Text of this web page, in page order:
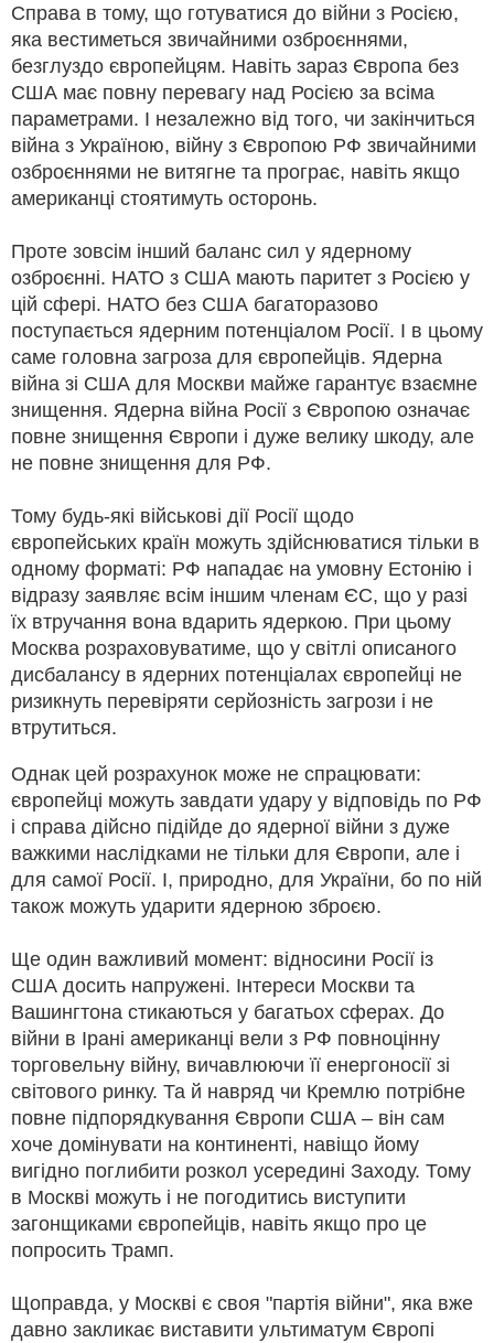
Справа в тому, що готуватися до війни з Росією,
яка вестиметься звичайними озброєннями,
безглуздо європейцям. Навіть зараз Європа без
США має повну перевагу над Росією за всіма
параметрами. І незалежно від того, чи закінчиться
війна з Україною, війну з Європою РФ звичайними
озброєннями не витягне та програє, навіть якщо
американці стоятимуть осторонь.
Проте зовсім інший баланс сил у ядерному
озброєнні. НАТО з США мають паритет з Росією у
цій сфері. НАТО без США багаторазово
поступається ядерним потенціалом Росії. І в цьому
саме головна загроза для європейців. Ядерна
війна зі США для Москви майже гарантує взаємне
знищення. Ядерна війна Росії з Європою означає
повне знищення Європи і дуже велику шкоду, але
не повне знищення для РФ.
Тому будь-які військові дії Росії щодо
європейських країн можуть здійснюватися тільки в
одному форматі: РФ нападає на умовну Естонію і
відразу заявляє всім іншим членам ЄС, що у разі
їх втручання вона вдарить ядеркою. При цьому
Москва розраховуватиме, що у світлі описаного
дисбалансу в ядерних потенціалах європейці не
ризикнуть перевіряти серйозність загрози і не
втрутиться.
Однак цей розрахунок може не спрацювати:
європейці можуть завдати удару у відповідь по РФ
і справа дійсно підійде до ядерної війни з дуже
важкими наслідками не тільки для Європи, але і
для самої Росії. І, природно, для України, бо по ній
також можуть ударити ядерною зброєю.
Ще один важливий момент: відносини Росії із
США досить напружені. Інтереси Москви та
Вашингтона стикаються у багатьох сферах. До
війни в Ірані американці вели з РФ повноцінну
торговельну війну, вичавлюючи її енергоносії зі
світового ринку. Та й навряд чи Кремлю потрібне
повне підпорядкування Європи США – він сам
хоче домінувати на континенті, навіщо йому
вигідно поглибити розкол усередині Заходу. Тому
в Москві можуть і не погодитись виступити
загонщиками європейців, навіть якщо про це
попросить Трамп.
Щоправда, у Москві є своя "партія війни", яка вже
давно закликає виставити ультиматум Європі